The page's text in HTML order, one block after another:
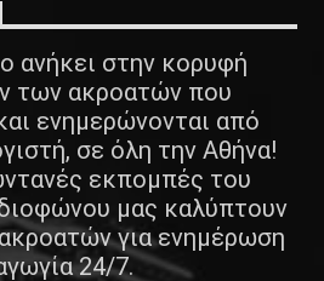
ανήκει στην κορυφή
των ακροατών που
ενημερώνονται από
σε όλη την Αθήνα!
εκπομπές του
μας καλύπτουν
για ενημέρωση
24/7.